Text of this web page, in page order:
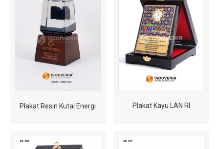
Plakat Resin Kutai Energi Plakat Kayu LAN RI